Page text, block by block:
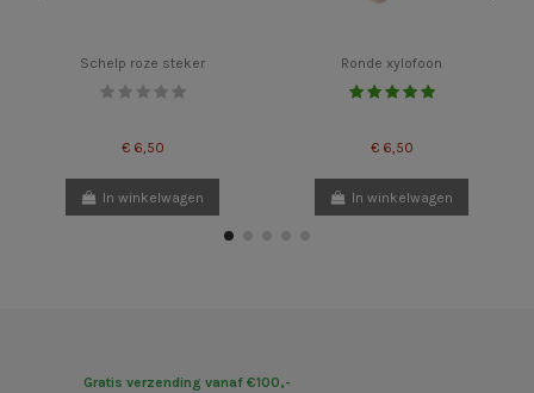
Schelp roze steker
€ 6,50
In winkelwagen
Ronde xylofoon
€ 6,50
In winkelwagen
Gratis verzending vanaf €100,-